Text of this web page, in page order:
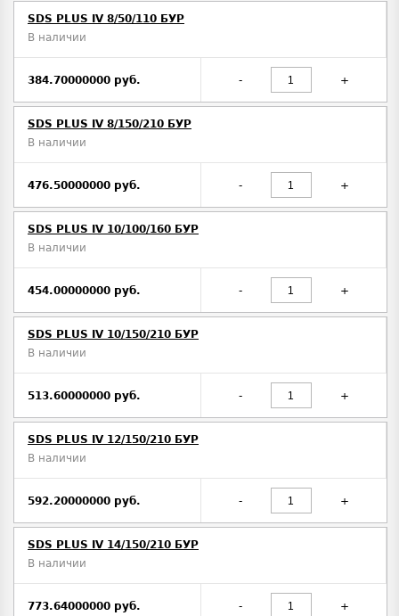
SDS PLUS IV 8/50/110 БУР
В наличии
384.70000000 руб. - +
SDS PLUS IV 8/150/210 БУР
В наличии
476.50000000 руб. - +
SDS PLUS IV 10/100/160 БУР
В наличии
454.00000000 руб. - +
SDS PLUS IV 10/150/210 БУР
В наличии
513.60000000 руб. - +
SDS PLUS IV 12/150/210 БУР
В наличии
592.20000000 руб. - +
SDS PLUS IV 14/150/210 БУР
В наличии
773.64000000 руб. - +